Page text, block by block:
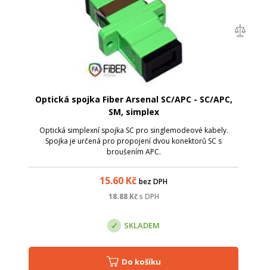
Optická spojka Fiber Arsenal SC/APC - SC/APC,
SM, simplex
Optická simplexní spojka SC pro singlemodeové kabely.
Spojka je určená pro propojení dvou konektorů SC s
broušením APC.
15.60 Kč bez DPH
18.88Kč s DPH
SKLADEM
Do košíku